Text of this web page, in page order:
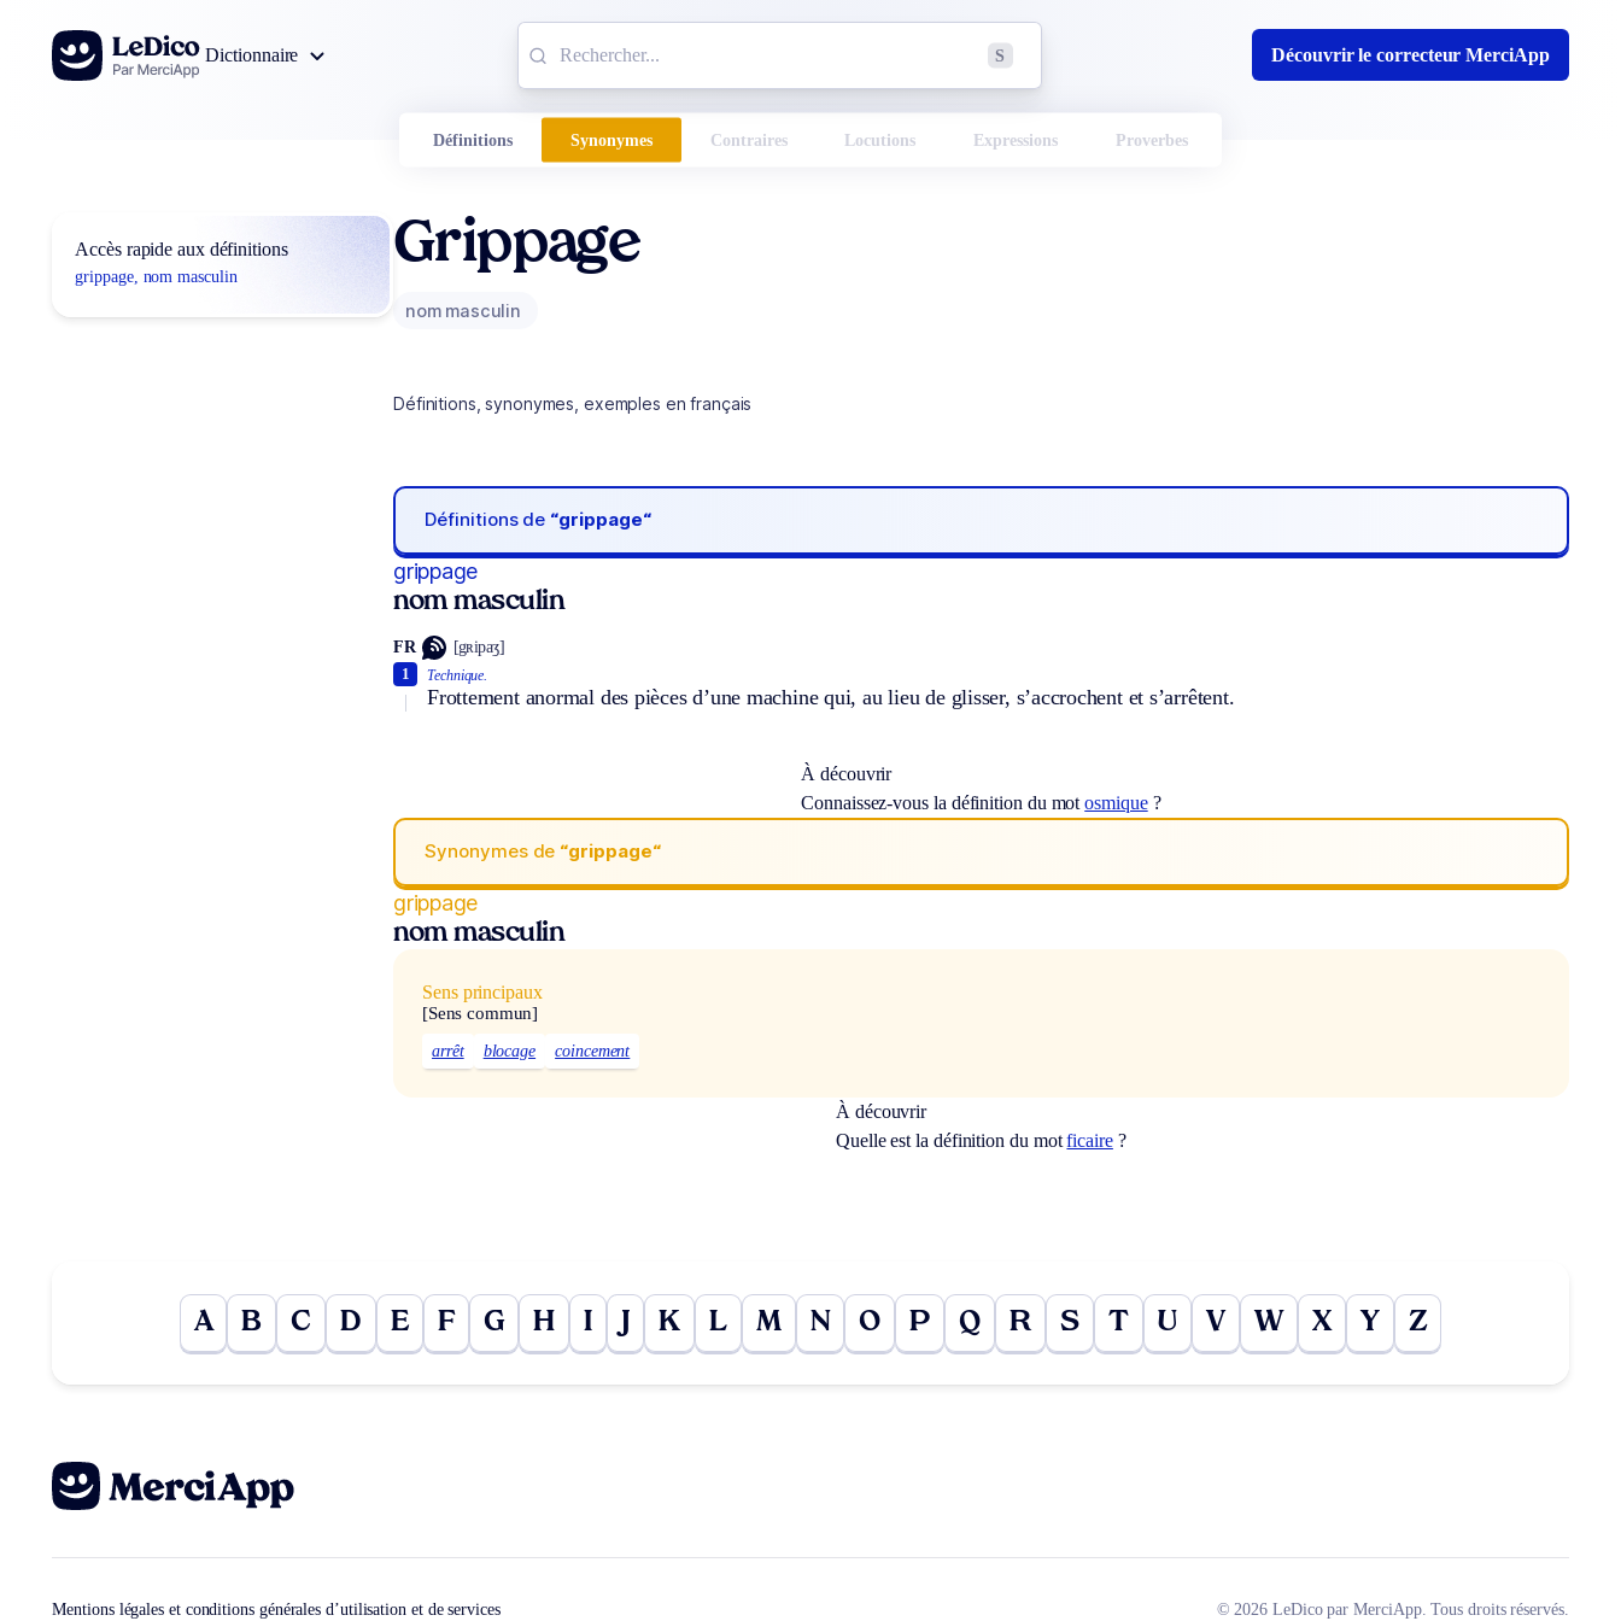
Aller au contenu
Dictionnaire
S Découvrir le correcteur MerciApp
Définitions Synonymes Contraires Locutions Expressions Proverbes
Accès rapide aux définitions
grippage, nom masculin
Grippage
nom masculin
Définitions, synonymes, exemples en français
Définitions de “grippage“
grippage
nom masculin
FR [gʀipaʒ]
Technique.
Frottement anormal des pièces d’une machine qui, au lieu de glisser, s’accrochent et s’arrêtent.
1
À découvrir
Connaissez-vous la définition du motosmique?
Synonymes de “grippage“
grippage
nom masculin
Sens principaux
[Sens commun]
arrêt blocage coincement
À découvrir
Quelle est la définition du motficaire?
A B C D E F G H I J K L M N O P Q R S T U V W X Y Z
Mentions légales et conditions générales d’utilisation et de services © 2026 LeDico par MerciApp. Tous droits réservés.